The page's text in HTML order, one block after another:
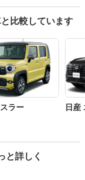
比較しています
ラー 日産
と詳しく